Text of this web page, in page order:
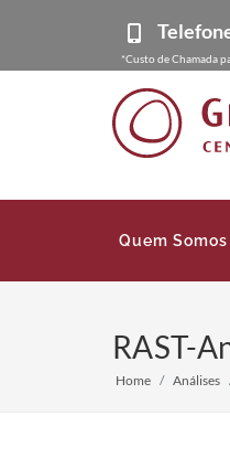
*Custo de Chamada
Quem Somos
RAST-
Home Análises